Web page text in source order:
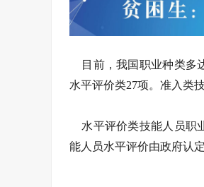
目前，我国职业种类多
水平评价类27项。准入类
水平评价类技能人员职
能人员水平评价由政府认